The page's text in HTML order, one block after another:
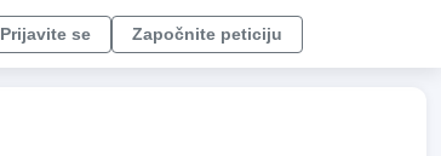
Prijavite se Započnite peticiju